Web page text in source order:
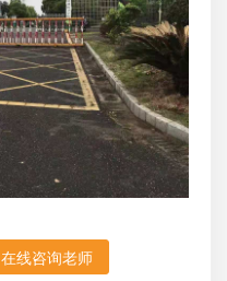
在线咨询老师